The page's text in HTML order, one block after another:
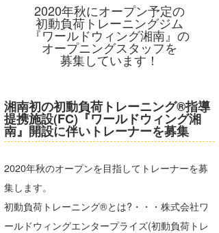
2020年秋にオープン予定の
初動負荷トレーニングジム
『ワールドウィング湘南』の
オープニングスタッフを
募集しています！
湘南初の初動負荷トレーニング®指導
提携施設(FC)『ワールドウィング湘
南』開設に伴いトレーナーを募集
2020年秋のオープンを目指してトレーナーを募
集します。
初動負荷トレーニング®とは?・・・株式会社ワ
ールドウィングエンタープライズ(初動負荷トレ
四国
沖縄
サーファーズ
ライター/寄稿メディア
Core Surf Japan
メディア